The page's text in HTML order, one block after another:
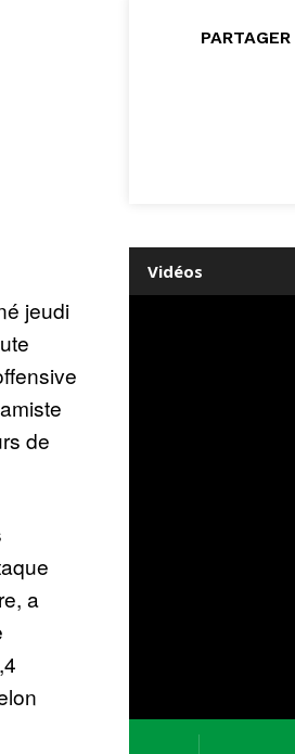
jeudi
de
a
PARTAGER
Vidéos